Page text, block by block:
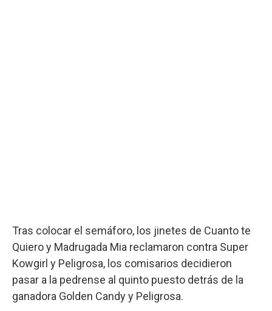
Tras colocar el semáforo, los jinetes de Cuanto te
Quiero y Madrugada Mia reclamaron contra Super
Kowgirl y Peligrosa, los comisarios decidieron
pasar a la pedrense al quinto puesto detrás de la
ganadora Golden Candy y Peligrosa.